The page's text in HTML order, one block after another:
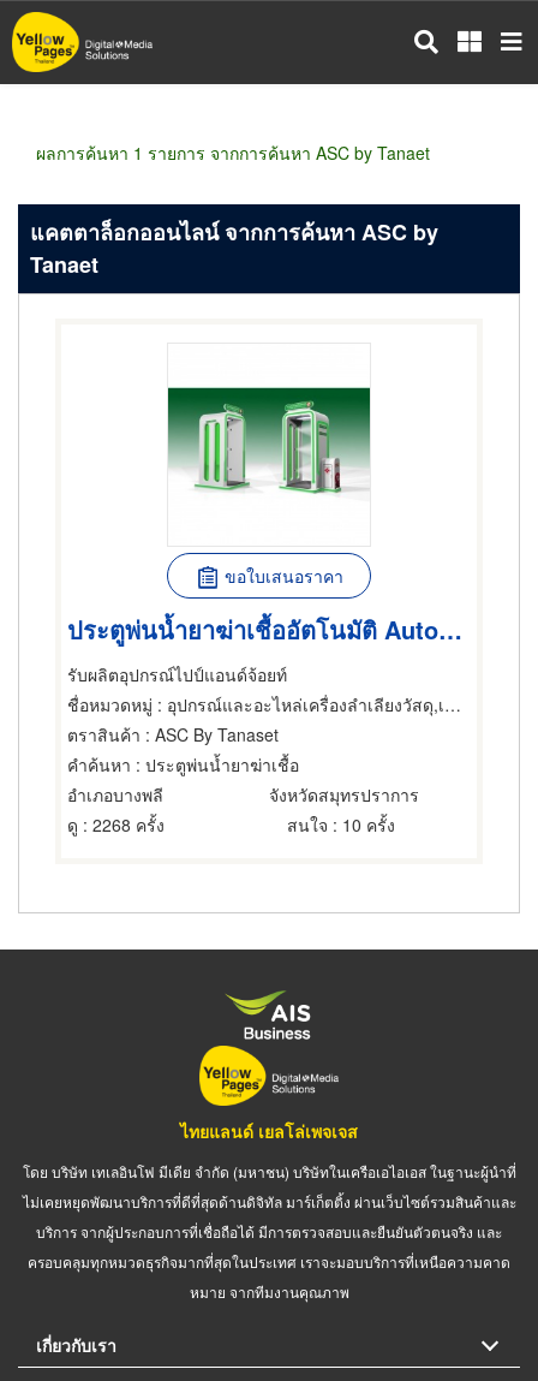
ข้าม
ไป
ผลการค้นหา 1 รายการ จากการค้นหา ASC by Tanaet
แคตตาล็อกออนไลน์ จากการค้นหา ASC by
Tanaet
ขอใบเสนอราคา
ประตูพ่นน้ำยาฆ่าเชื้ออัตโนมัติ Automatic Sanitizing Chamber
รับผลิตอุปกรณ์ไปป์แอนด์จ้อยท์
ชื่อหมวดหมู่ : อุปกรณ์และอะไหล่เครื่องลำเลียงวัสดุ,เครื่องมือฆ่าเชื้อโรค,อุปกรณ์และบริการสุขภาพ
ตราสินค้า : ASC By Tanaset
คำค้นหา : ประตูพ่นน้ำยาฆ่าเชื้อ
อำเภอบางพลี
จังหวัดสมุทรปราการ
ดู : 2268 ครั้ง สนใจ : 10 ครั้ง
ไทยแลนด์ เยลโล่เพจเจส
โดย บริษัท เทเลอินโฟ มีเดีย จำกัด (มหาชน) บริษัทในเครือเอไอเอส ในฐานะผู้นำที่
ไม่เคยหยุดพัฒนาบริการที่ดีที่สุดด้านดิจิทัล มาร์เก็ตติ้ง ผ่านเว็บไซต์รวมสินค้าและ
บริการ จากผู้ประกอบการที่เชื่อถือได้ มีการตรวจสอบและยืนยันตัวตนจริง และ
ครอบคลุมทุกหมวดธุรกิจมากที่สุดในประเทศ เราจะมอบบริการที่เหนือความคาด
หมาย จากทีมงานคุณภาพ
เกี่ยวกับเรา